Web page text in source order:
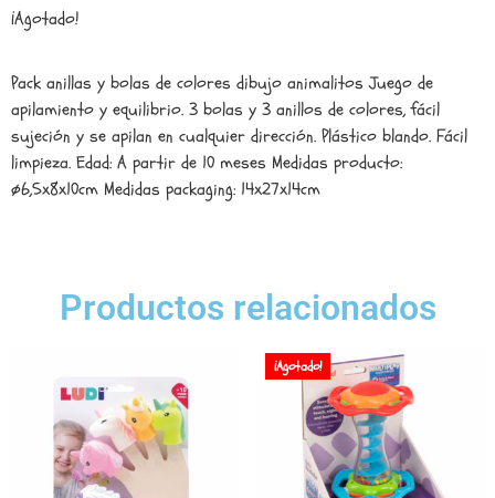
¡Agotado!
Pack anillas y bolas de colores dibujo animalitos Juego de
apilamiento y equilibrio. 3 bolas y 3 anillos de colores, fácil
sujeción y se apilan en cualquier dirección. Plástico blando. Fácil
limpieza. Edad: A partir de 10 meses Medidas producto:
ø6,5x8x10cm Medidas packaging: 14x27x14cm
Productos relacionados
¡Agotado!